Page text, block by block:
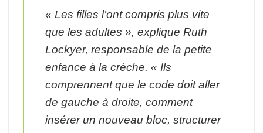
« Les filles l’ont compris plus vite
que les adultes », explique Ruth
Lockyer, responsable de la petite
enfance à la crèche. « Ils
comprennent que le code doit aller
de gauche à droite, comment
insérer un nouveau bloc, structurer